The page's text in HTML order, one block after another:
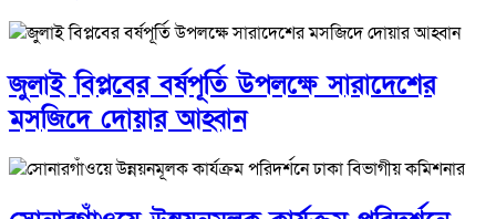
জুলাই বিপ্লবের বর্ষপূর্তি উপলক্ষে সারাদেশের
মসজিদে দোয়ার আহ্বান